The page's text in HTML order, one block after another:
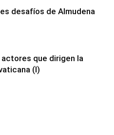
desafíos de Almudena
que dirigen la
(I)